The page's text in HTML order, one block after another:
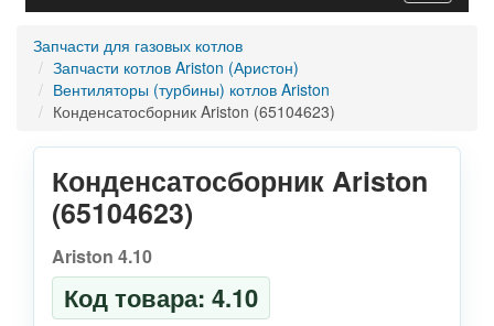
Запчасти для газовых котлов
Запчасти котлов Ariston (Аристон)
Вентиляторы (турбины) котлов Ariston
Конденсатосборник Ariston (65104623)
Конденсатосборник Ariston
(65104623)
Ariston 4.10
Код товара: 4.10